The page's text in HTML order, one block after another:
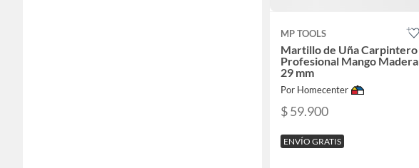
MP TOOLS
Martillo de Uña Carpintero
Profesional Mango Madera
29 mm
Por Homecenter
$ 59.900
ENVÍO GRATIS